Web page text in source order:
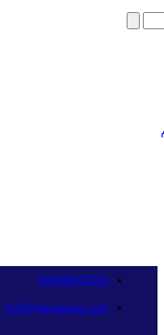
09358341515
info@namaava.com